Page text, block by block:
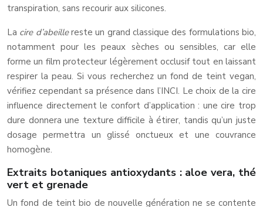
transpiration, sans recourir aux silicones.
La cire d’abeillereste un grand classique des formulations bio,
notamment pour les peaux sèches ou sensibles, car elle
forme un film protecteur légèrement occlusif tout en laissant
respirer la peau. Si vous recherchez un fond de teint vegan,
vérifiez cependant sa présence dans l’INCI. Le choix de la cire
influence directement le confort d’application : une cire trop
dure donnera une texture difficile à étirer, tandis qu’un juste
dosage permettra un glissé onctueux et une couvrance
homogène.
Extraits botaniques antioxydants : aloe vera, thé
vert et grenade
Un fond de teint bio de nouvelle génération ne se contente